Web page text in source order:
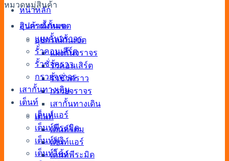
หน้าหลัก
สินค้าทั้งหมด
อุปกรณ์กั้นเขต
แผงกั้นจราจร
รั้วคอนเสิร์ต
รั้วชั่วคราว
กรวยจราจร
เสากั้นทางเดิน
เต็นท์
เต็นท์โดม
เต็นท์แอร์
เต็นท์พีระมิด
หมวดหมู่สินค้า
อุปกรณ์กั้นเขต
แผงกั้นจราจร
รั้วคอนเสิร์ต
รั้วชั่วคราว
กรวยจราจร
เสากั้นทางเดิน
เต็นท์
เต็นท์แอร์
เต็นท์พีระมิด
เต็นท์ฟูจิ
เต็นท์โค้ง